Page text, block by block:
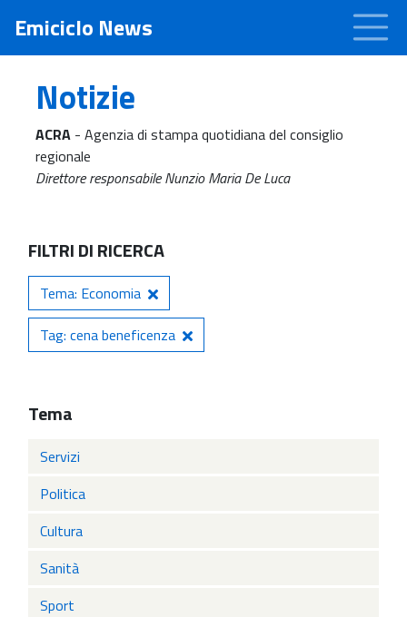
Emiciclo News
Notizie
ACRA - Agenzia di stampa quotidiana del consiglio
regionale
Direttore responsabile Nunzio Maria De Luca
FILTRI DI RICERCA
Tema: Economia
Tag: cena beneficenza
Tema
Servizi
Politica
Cultura
Sanità
Sport